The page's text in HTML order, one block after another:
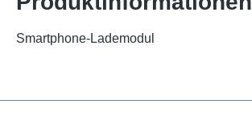
Smartphone-Lademodul